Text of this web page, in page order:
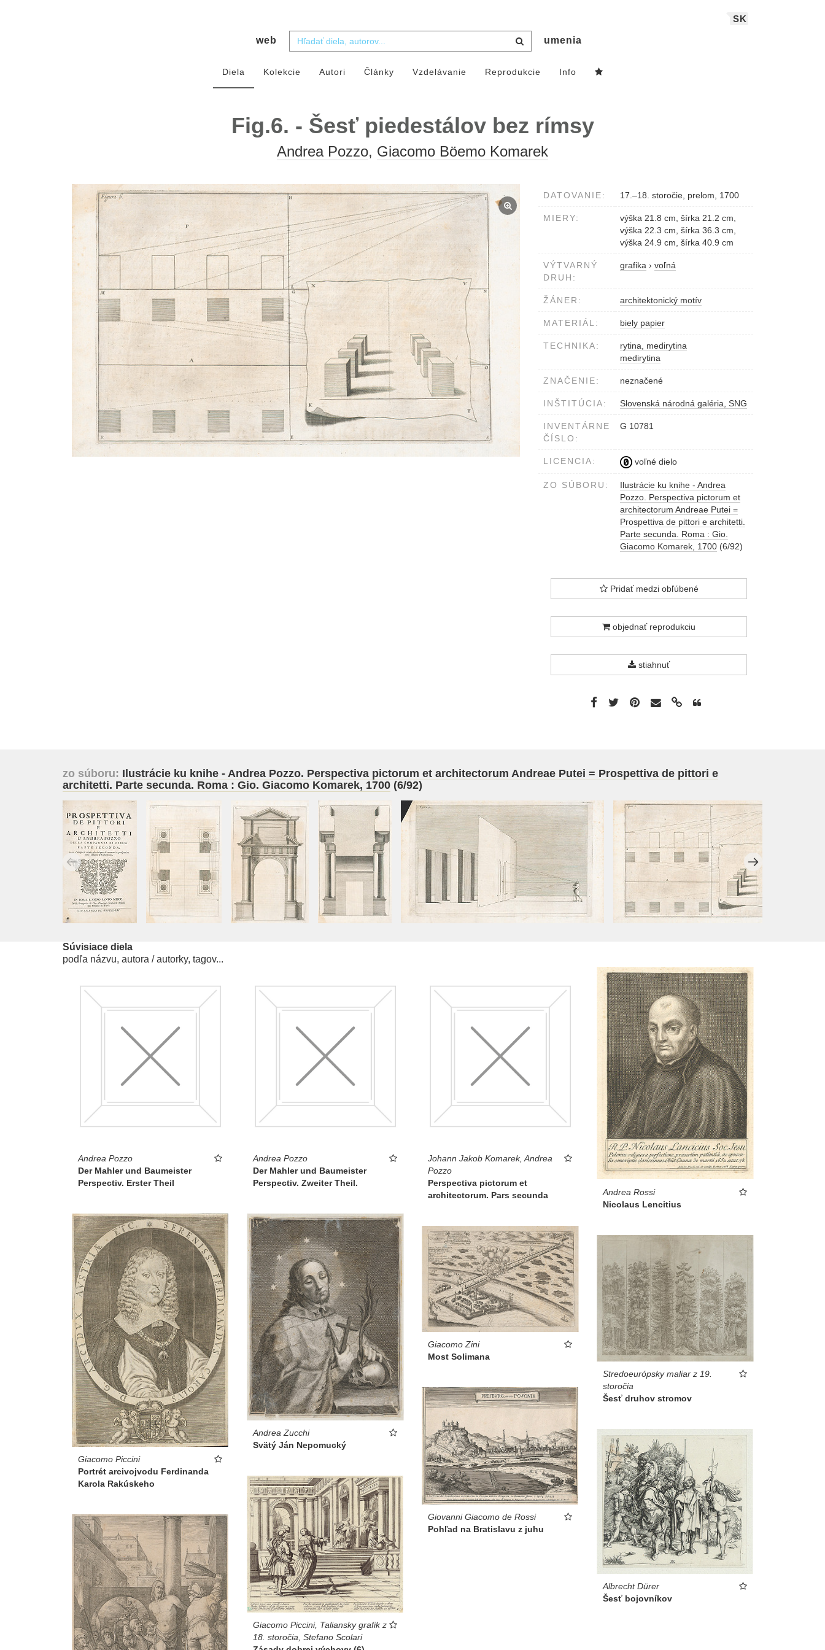
SK
web umenia
Diela Kolekcie Autori Články Vzdelávanie Reprodukcie Info
Fig.6. - Šesť piedestálov bez rímsy
Andrea Pozzo, Giacomo Böemo Komarek
DATOVANIE: 17.–18. storočie, prelom, 1700
MIERY:
výška 21.8 cm, šírka 21.2 cm,
výška 22.3 cm, šírka 36.3 cm,
výška 24.9 cm, šírka 40.9 cm
VÝTVARNÝ
DRUH:
grafika › voľná
ŽÁNER: architektonický motív
MATERIÁL: biely papier
TECHNIKA:
rytina, medirytina
medirytina
ZNAČENIE: neznačené
INŠTITÚCIA: Slovenská národná galéria, SNG
INVENTÁRNE
ČÍSLO:
G 10781
LICENCIA: voľné dielo
ZO SÚBORU:
Ilustrácie ku knihe - Andrea
Pozzo. Perspectiva pictorum et
architectorum Andreae Putei =
Prospettiva de pittori e architetti.
Parte secunda. Roma : Gio.
Giacomo Komarek, 1700 (6/92)
Pridať medzi obľúbené
objednať reprodukciu
stiahnuť
zo súboru: Ilustrácie ku knihe - Andrea Pozzo. Perspectiva pictorum et architectorum Andreae Putei = Prospettiva de pittori e
architetti. Parte secunda. Roma : Gio. Giacomo Komarek, 1700 (6/92)
Súvisiace diela
podľa názvu, autora / autorky, tagov...
Andrea Pozzo
Der Mahler und Baumeister
Perspectiv. Erster Theil
Andrea Pozzo
Der Mahler und Baumeister
Perspectiv. Zweiter Theil.
Johann Jakob Komarek, Andrea
Pozzo
Perspectiva pictorum et
architectorum. Pars secunda
Andrea Rossi
Nicolaus Lencitius
Giacomo Piccini
Portrét arcivojvodu Ferdinanda
Karola Rakúskeho
Andrea Zucchi
Svätý Ján Nepomucký
Giacomo Zini
Most Solimana
Stredoeurópsky maliar z 19.
storočia
Šesť druhov stromov
Giovanni Giacomo de Rossi
Pohľad na Bratislavu z juhu
Albrecht Dürer
Šesť bojovníkov
Giacomo Piccini, Taliansky grafik z
18. storočia, Stefano Scolari